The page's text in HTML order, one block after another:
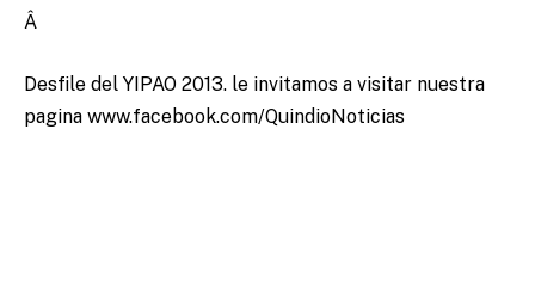
Â
Desfile del YIPAO 2013. le invitamos a visitar nuestra
pagina www.facebook.com/QuindioNoticias